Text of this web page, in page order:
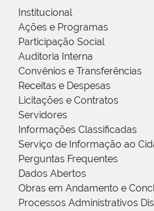
Institucional
Ações e Programas
Participação Social
Auditoria Interna
Convênios e Transferências
Receitas e Despesas
Licitações e Contratos
Servidores
Informações Classificadas
Serviço de Informação ao
Perguntas Frequentes
Dados Abertos
Obras em Andamento e
Processos Administrativos